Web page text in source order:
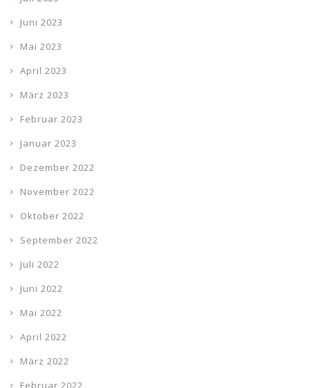
Juni 2023
Mai 2023
April 2023
März 2023
Februar 2023
Januar 2023
Dezember 2022
November 2022
Oktober 2022
September 2022
Juli 2022
Juni 2022
Mai 2022
April 2022
März 2022
Februar 2022